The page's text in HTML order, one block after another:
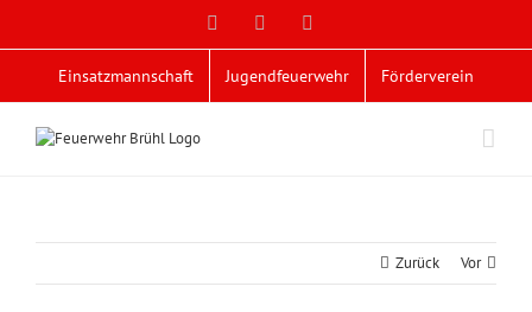
Facebook
Einsatzmannschaft Jugendfeuerwehr Förderverein
Zurück Vor